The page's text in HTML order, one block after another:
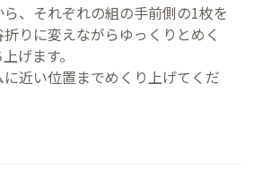
、それぞれの組の手前側の1枚を
りに変えながらゆっくりとめく
げます。
に近い位置までめくり上げてくだ